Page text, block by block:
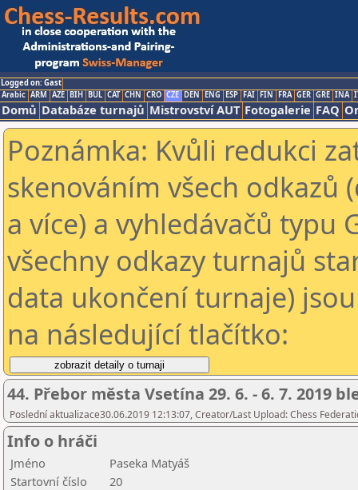
Logged on: Gast
Arabic ARM AZE BIH BUL CAT CHN CRO CZE DEN ENG ESP FAI FIN FRA GER GRE INA
Domů Databáze turnajů Mistrovství AUT Fotogalerie FAQ
Poznámka: Kvůli redukci
skenováním všech odkazů
a více) a vyhledávačů typu
všechny odkazy turnajů
data ukončení turnaje)
na následující tlačítko:
44. Přebor města Vsetína 29. 6. - 6. 7. 2019
Poslední aktualizace30.06.2019 12:13:07, Creator/Last Upload: Chess
Info o hráči
Jméno
Paseka Matyáš
Startovní číslo
20